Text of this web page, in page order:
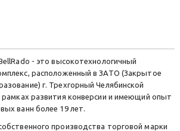
- это высокотехнологичный
расположенный в ЗАТО (Закрытое
г. Трехгорный Челябинской
рамках развития конверсии и имеющий опыт
ванн более 19 лет.
производства торговой марки